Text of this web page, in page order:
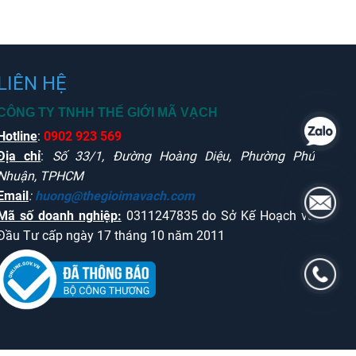
HỆ
TY TNHH THẾ GIỚI MÃ VẠCH
: 0902 923 569
chỉ: Số 33/1, Đường Hoàng Diệu, Phường Phú
TPHCM
: huong@thegioimavach.com
số doanh nghiệp: 0311247835 do Sở Kế Hoạch và
Tư cấp ngày 17 tháng 10 năm 2011